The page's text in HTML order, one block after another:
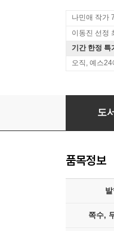
나민애 작가
이동진 선정
기간 한정 특
오직, 예스
서른의 휴
도
품목정보
쪽수,